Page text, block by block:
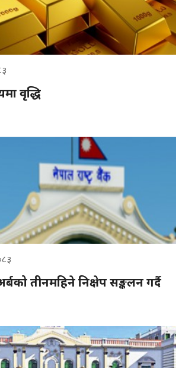
वृद्धि
तीनमहिने निक्षेप सङ्कलन गर्दै